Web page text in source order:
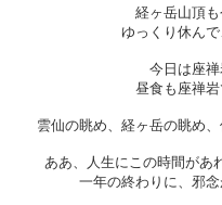
経ヶ岳山頂も
ゆっくり休んで
今日は座禅
昼食も座禅岩
雲仙の眺め、経ヶ岳の眺め
ああ、人生にこの時間があ
一年の終わりに、邪念